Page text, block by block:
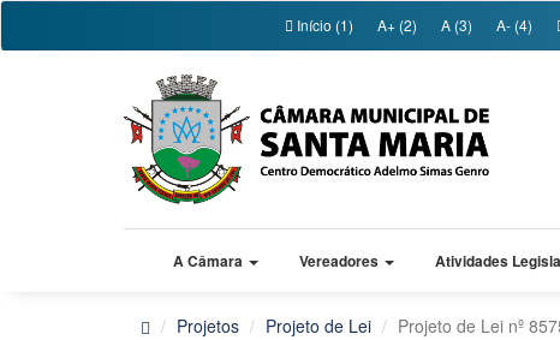
Início (1) A+ (2) A (3) A- (4)
A Câmara Vereadores Atividades
Projetos Projeto de Lei Projeto de Lei nº